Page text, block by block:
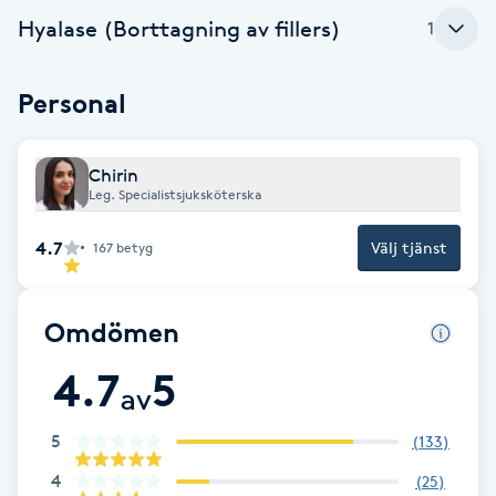
F
Fet hårbotten
Fettreducering
Fibromassage
Fillers
Fotmassage
Hyalase (Borttagning av fillers) 1
Personal
Chirin
Leg. Specialistsjuksköterska
4.7 167 betyg Välj tjänst
Omdömen
4.7av5
5 (133)
4 (25)